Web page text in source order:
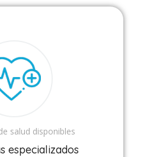
salud disponibles
especializados